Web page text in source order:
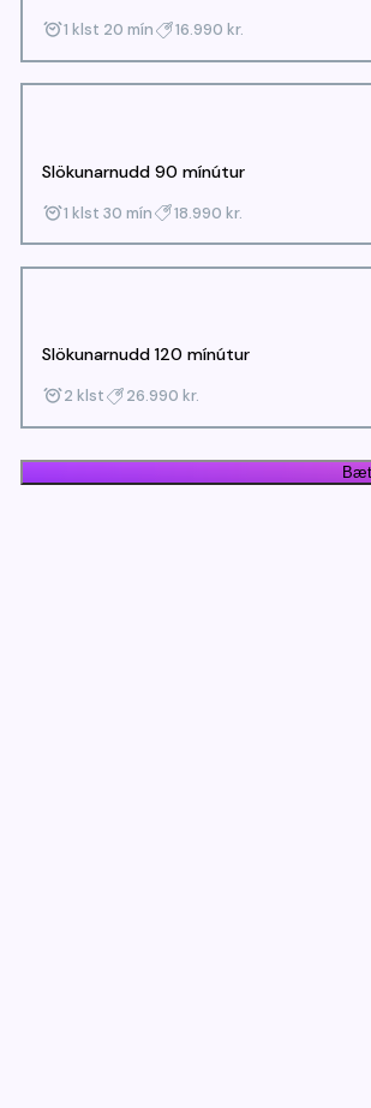
Heilsa Nudd MT
0 kr.
Hver sem er
1 klst 20 mín 16.990 kr.
Slökunarnudd 90 mínútur
1 klst 30 mín 18.990 kr.
Slökunarnudd 120 mínútur
2 klst 26.990 kr.